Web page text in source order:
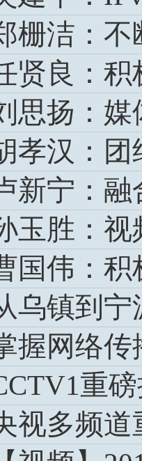
栅洁：不
思扬：媒
孝汉：团
新宁：
玉胜：视
国伟：积
乌镇到
重
视多频道